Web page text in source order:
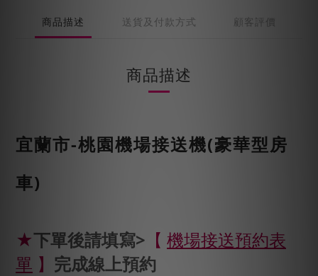
商品描述 送貨及付款方式 顧客評價
商品描述
宜蘭市-桃園機場接送機(豪華型房
車)
★下單後請填寫> 【 機場接送預約表
單 】 完成線上預約